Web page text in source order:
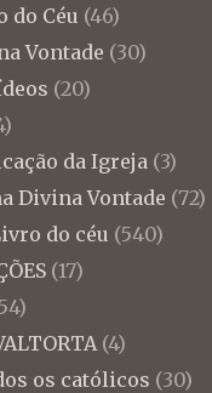
do Céu (46)
Vontade (30)
(20)
da Igreja (3)
Divina Vontade (72)
do céu (540)
(17)
(4)
os católicos (30)